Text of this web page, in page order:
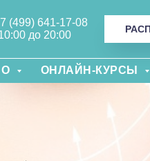
(499) 641-17-08
до 20:00
ОНЛАЙН-КУРСЫ